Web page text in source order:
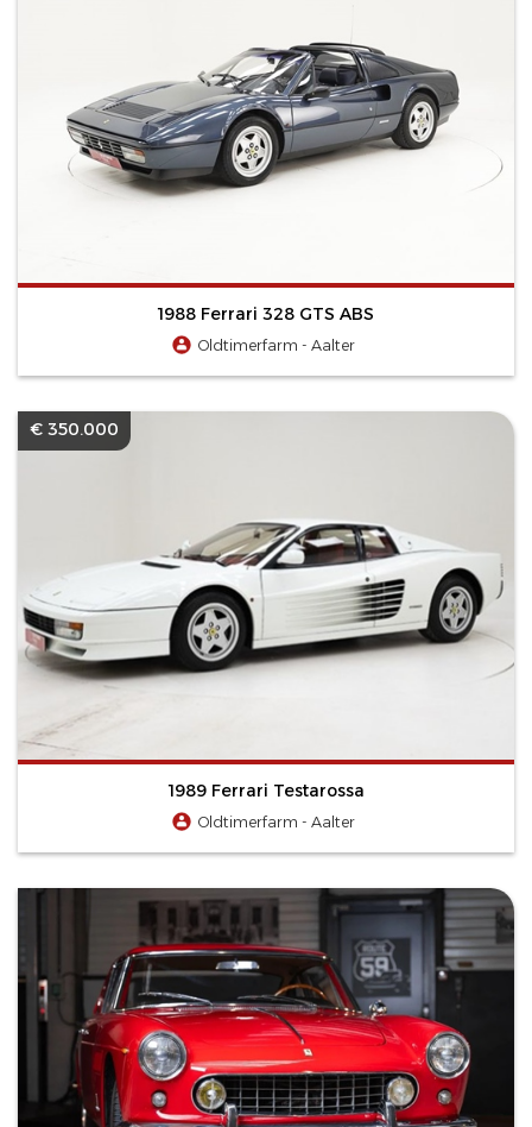
1988 Ferrari 328 GTS ABS
Oldtimerfarm - Aalter
€ 350.000
1989 Ferrari Testarossa
Oldtimerfarm - Aalter